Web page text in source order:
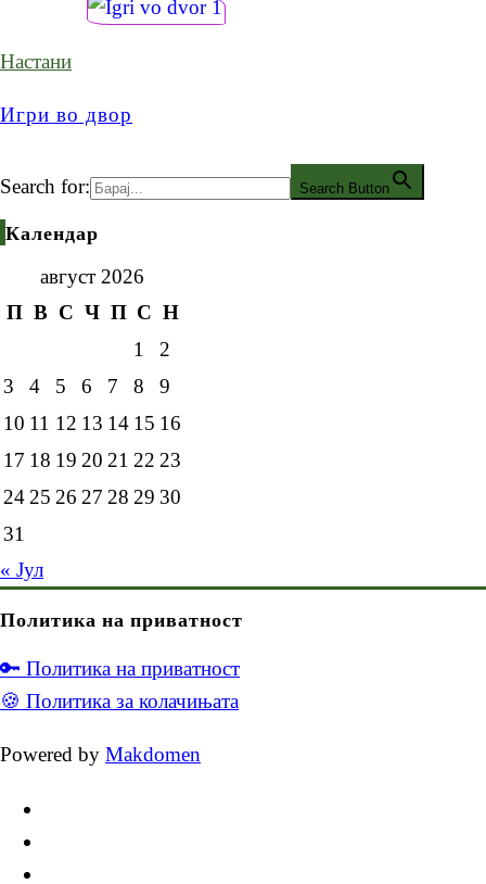
Настани
Игри во двор
Search for: Search Button
Календар
август 2026
П В С Ч П С Н
1
2
3
4 5 6 7 8
9
10 11 12 13 14 15 16
17 18 19 20 21 22 23
2425 26 27 28 29 30
31
« Јул
Политика на приватност
🔑 Политика на приватност
🍪 Политика за колачињата
Powered by Makdomen